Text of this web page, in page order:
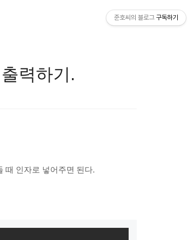
력하기.
때 인자로 넣어주면 된다.
준호씨의 블로그 구독하기